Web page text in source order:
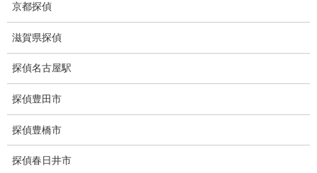
調査事例
お礼の言葉
Q&A
京都探偵
滋賀県探偵
探偵名古屋駅
探偵豊田市
探偵豊橋市
探偵春日井市